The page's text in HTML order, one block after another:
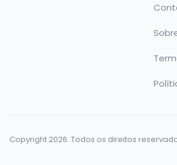
Copyright 2026. Todos os direitos